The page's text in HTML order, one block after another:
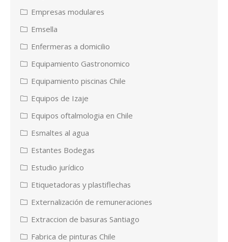
Empresas modulares
Emsella
Enfermeras a domicilio
Equipamiento Gastronomico
Equipamiento piscinas Chile
Equipos de Izaje
Equipos oftalmologia en Chile
Esmaltes al agua
Estantes Bodegas
Estudio jurídico
Etiquetadoras y plastiflechas
Externalización de remuneraciones
Extraccion de basuras Santiago
Fabrica de pinturas Chile